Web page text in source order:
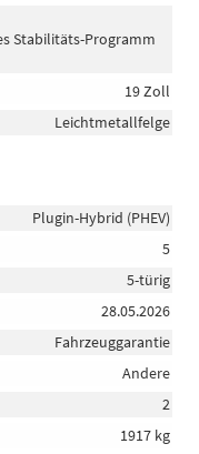
Stabilitäts-Programm
19 Zoll
Leichtmetallfelge
Plugin-Hybrid (PHEV)
5
5-türig
28.05.2026
Fahrzeuggarantie
Andere
2
1917 kg